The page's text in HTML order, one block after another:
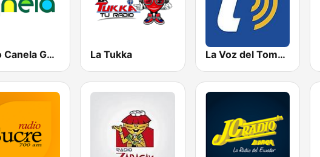
Radio Canela Guayas La Tukka La Voz del Tomebamba